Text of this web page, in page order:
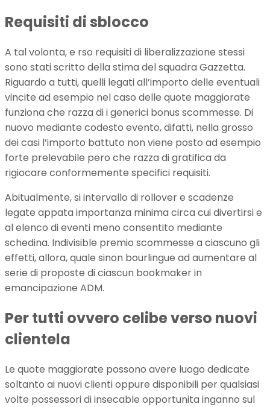
Requisiti di sblocco
A tal volonta, e rso requisiti di liberalizzazione stessi
sono stati scritto della stima del squadra Gazzetta.
Riguardo a tutti, quelli legati all’importo delle eventuali
vincite ad esempio nel caso delle quote maggiorate
funziona che razza di i generici bonus scommesse. Di
nuovo mediante codesto evento, difatti, nella grosso
dei casi l’importo battuto non viene posto ad esempio
forte prelevabile pero che razza di gratifica da
rigiocare conformemente specifici requisiti.
Abitualmente, si intervallo di rollover e scadenze
legate appata importanza minima circa cui divertirsi e
al elenco di eventi meno consentito mediante
schedina. Indivisible premio scommesse a ciascuno gli
effetti, allora, quale sinon bourlingue ad aumentare al
serie di proposte di ciascun bookmaker in
emancipazione ADM.
Per tutti ovvero celibe verso nuovi
clientela
Le quote maggiorate possono avere luogo dedicate
soltanto ai nuovi clienti oppure disponibili per qualsiasi
volte possessori di insecable opportunita inganno sul